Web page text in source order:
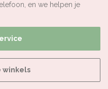
en we helpen je
winkels